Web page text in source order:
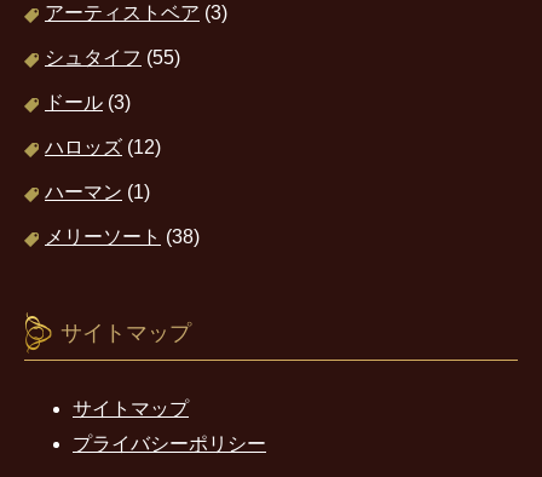
アーティストベア (3)
シュタイフ (55)
ドール (3)
ハロッズ (12)
ハーマン (1)
メリーソート (38)
サイトマップ
サイトマップ
プライバシーポリシー